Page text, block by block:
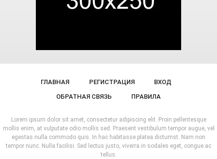
ГЛАВНАЯ РЕГИСТРАЦИЯ
ВХОД
ОБРАТНАЯ СВЯЗЬ
ПРАВИЛА
Lorem ipsum dolor sit amet, consectetur adipiscing elit. Proin pellentesque
mollis enim, at vulputate odio mollis sed. Praesent vestibulum tempor augue, vel
egestas nulla commodo quis. In hac habitasse platea dictumst. Nam non
tempor nunc. Nulla facilisi. Sed lectus justo, viverra in sodales eget, congue ac
tellus.